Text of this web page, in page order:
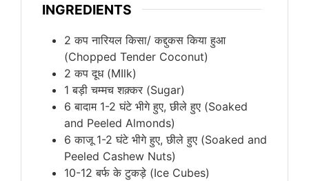
INGREDIENTS
2कपनारियल किसा/ कद्दुकस किया हुआ
(Chopped Tender Coconut)
2कपदूध (MIlk)
1बड़ी चम्मचशक़्कर (Sugar)
6बादाम 1-2 घंटे भीगे हुए, छीले हुए (Soaked
and Peeled Almonds)
6काजू 1-2 घंटे भीगे हुए, छीले हुए (Soaked and
Peeled Cashew Nuts)
10-12बर्फ के टुकड़े (Ice Cubes)